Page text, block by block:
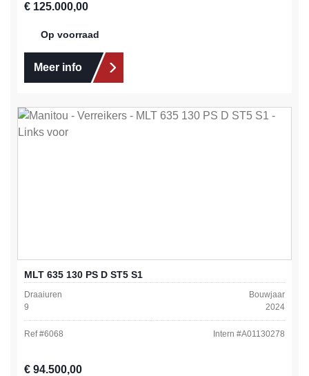
Normale prijs:
€ 125.000,00
Op voorraad
Meer info
MLT 635 130 PS D ST5 S1
Draaiuren
9
Bouwjaar
2024
Ref #6068 Intern #A01130278
Normale prijs:
€ 94.500,00